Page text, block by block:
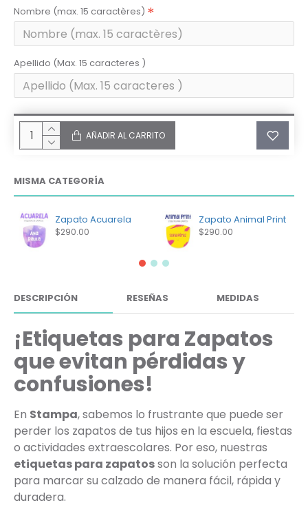
Nombre (max. 15 caractères)
Apellido (Max. 15 caracteres )
AÑADIR AL CARRITO
MISMA CATEGORÍA
Zapato Acuarela
$290.00
Zapato Animal Print
$290.00
DESCRIPCIÓN RESEÑAS MEDIDAS
¡Etiquetas para Zapatos
que evitan pérdidas y
confusiones!
En Stampa, sabemos lo frustrante que puede ser
perder los zapatos de tus hijos en la escuela, fiestas
o actividades extraescolares. Por eso, nuestras
etiquetas para zapatosson la solución perfecta
para marcar su calzado de manera fácil, rápida y
duradera.